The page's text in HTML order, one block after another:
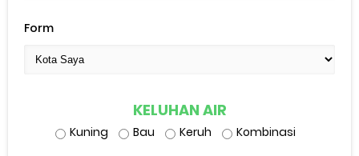
Form
KELUHAN AIR
Kuning Bau Keruh Kombinasi